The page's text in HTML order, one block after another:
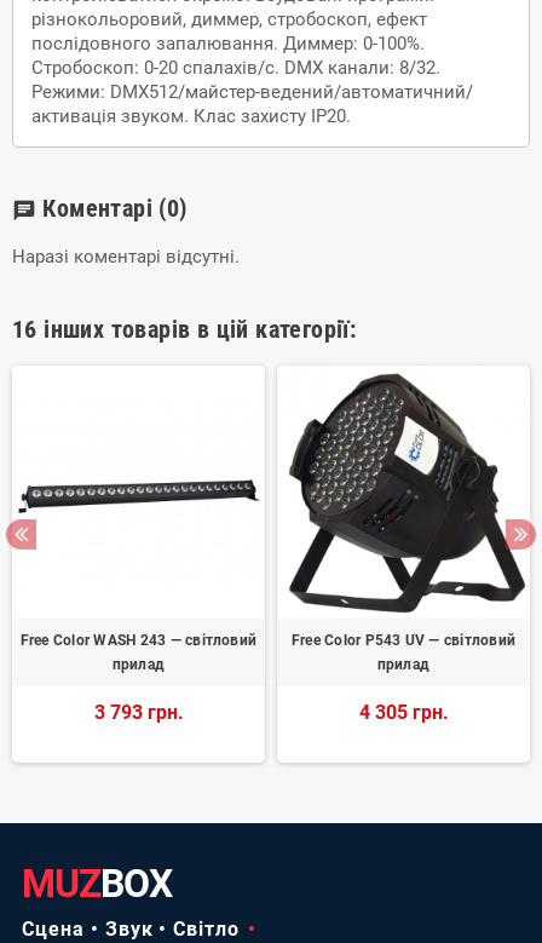
різнокольоровий, диммер, стробоскоп, ефект
послідовного запалювання. Диммер: 0-100%.
Стробоскоп: 0-20 спалахів/с. DMX канали: 8/32.
Режими: DMX512/майстер-ведений/автоматичний/
активація звуком. Клас захисту IP20.
chat Коментарі (0)
Наразі коментарі відсутні.
16 інших товарів в цій категорії:
Free Color WASH 243 — світловий
прилад
3 793 грн.
Free Color P543 UV — світловий
прилад
4 305 грн.
MUZBOX
Сцена • Звук • Світло